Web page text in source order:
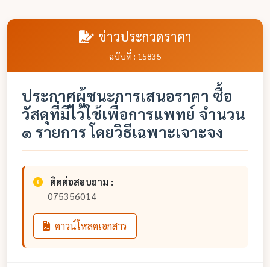
ข่าวประกวดราคา
ฉบับที่ : 15835
ประกาศผู้ชนะการเสนอราคา ซื้อ
วัสดุที่มีไว้ใช้เพื่อการแพทย์ จำนวน
๑ รายการ โดยวิธีเฉพาะเจาะจง
ติดต่อสอบถาม :
075356014
ดาวน์โหลดเอกสาร